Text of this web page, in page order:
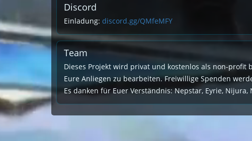
Discord
Einladung: discord.gg/QMfeMFY
Team
Dieses Projekt wird privat und kostenlos als non-
Eure Anliegen zu bearbeiten. Freiwillige Spenden
Es danken für Euer Verständnis: Nepstar, Eyrie, Nijura,